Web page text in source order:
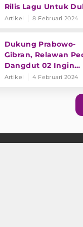
Rilis Lagu Untuk
Prabowo-Gibran
Artikel 8 Februari 2024
Dukung Prabowo-
Gibran, Relawan
Dangdut 02 Ingin
Pekerja Seni
Artikel 4 Februari 2024